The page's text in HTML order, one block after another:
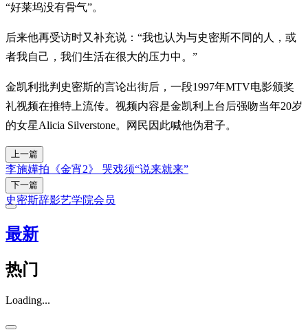
“好莱坞没有骨气”。
后来他再受访时又补充说：“我也认为与史密斯不同的人，或
者我自己，我们生活在很大的压力中。”
金凯利批判史密斯的言论出街后，一段1997年MTV电影颁奖
礼视频在推特上流传。视频内容是金凯利上台后强吻当年20岁
的女星Alicia Silverstone。网民因此喊他伪君子。
上一篇
李施嬅拍《金宵2》 哭戏须“说来就来”
下一篇
史密斯辞影艺学院会员
最新
热门
Loading...